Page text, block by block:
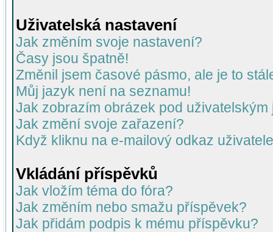
Uživatelská nastavení
Jak změním svoje nastavení?
Časy jsou špatně!
Změnil jsem časové pásmo, ale je to
Můj jazyk není na seznamu!
Jak zobrazím obrázek pod uživatelským
Jak změní svoje zařazení?
Když kliknu na e-mailový odkaz
Vkládání příspěvků
Jak vložím téma do fóra?
Jak změním nebo smažu příspěvek?
Jak přidám podpis k mému příspěvku?